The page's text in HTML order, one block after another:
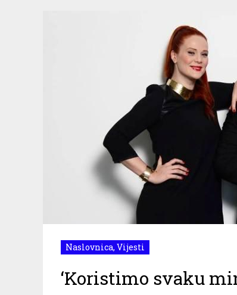
Naslovnica, Vijesti
‘Koristimo svaku